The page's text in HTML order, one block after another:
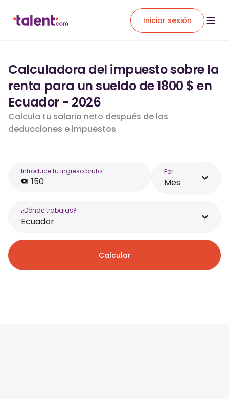
Iniciar sesión
Calculadora del impuesto sobre la
renta para un sueldo de 1800 $ en
Ecuador - 2026
Calcula tu salario neto después de las
deducciones e impuestos
Introduce tu ingreso bruto Por
Mes
¿Dónde trabajas?
Ecuador
Calcular